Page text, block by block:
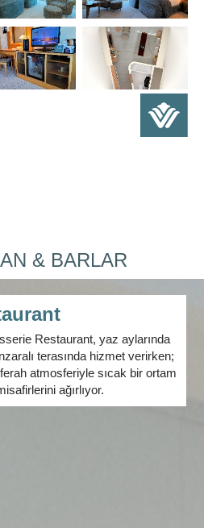
& BARLAR
Restaurant, yaz aylarında
terasında hizmet verirken;
ferah atmosferiyle sıcak bir ortam
ağırlıyor.